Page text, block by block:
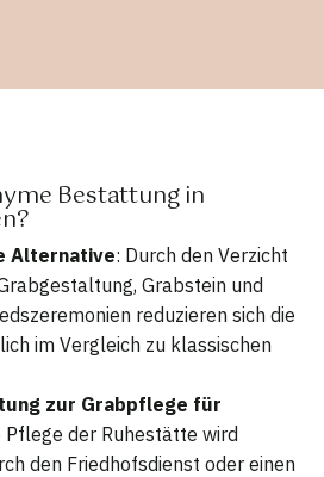
Bestattung in
Alternative: Durch den Verzicht
Grabstein und
reduzieren sich die
im Vergleich zu klassischen
zur Grabpflege für
Pflege der Ruhestätte wird
den Friedhofsdienst oder einen